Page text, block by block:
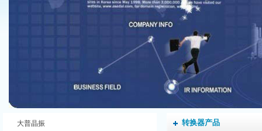
转换器产品
大普晶振